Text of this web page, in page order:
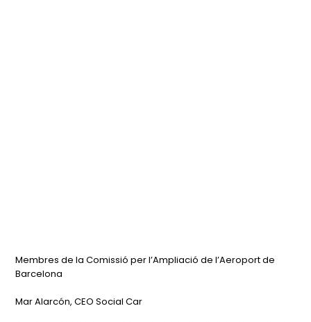
Membres de la Comissió per l’Ampliació de l’Aeroport de
Barcelona
Mar Alarcón, CEO Social Car